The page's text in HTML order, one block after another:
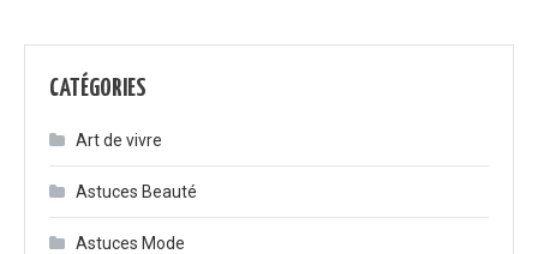
CATÉGORIES
Art de vivre
Astuces Beauté
Astuces Mode